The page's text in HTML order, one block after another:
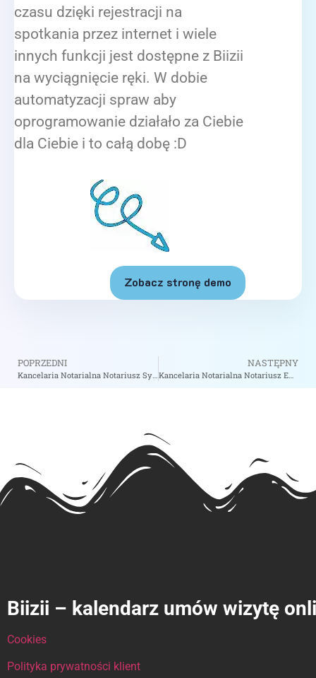
czasu dzięki rejestracji na
spotkania przez internet i wiele
innych funkcji jest dostępne z Biizii
na wyciągnięcie ręki. W dobie
automatyzacji spraw aby
oprogramowanie działało za Ciebie
dla Ciebie i to całą dobę :D
Zobacz stronę demo
POPRZEDNI NASTĘPNY
Kancelaria Notarialna Notariusz Ewa Flis – Notariusz Bychawa
Biizii – kalendarz umów wizytę
Cookies
Polityka prywatności klient